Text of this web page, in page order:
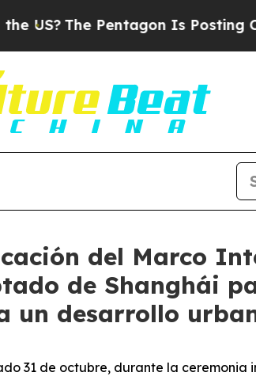
The Pentagon Is Posting
del Marco
de Shanghái
desarrollo
31 de octubre, durante la